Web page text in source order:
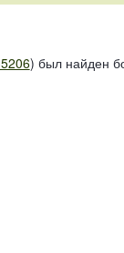
) был найден